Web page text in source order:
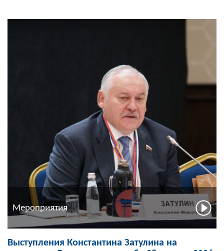
Мероприятия
Выступления Константина Затулина на